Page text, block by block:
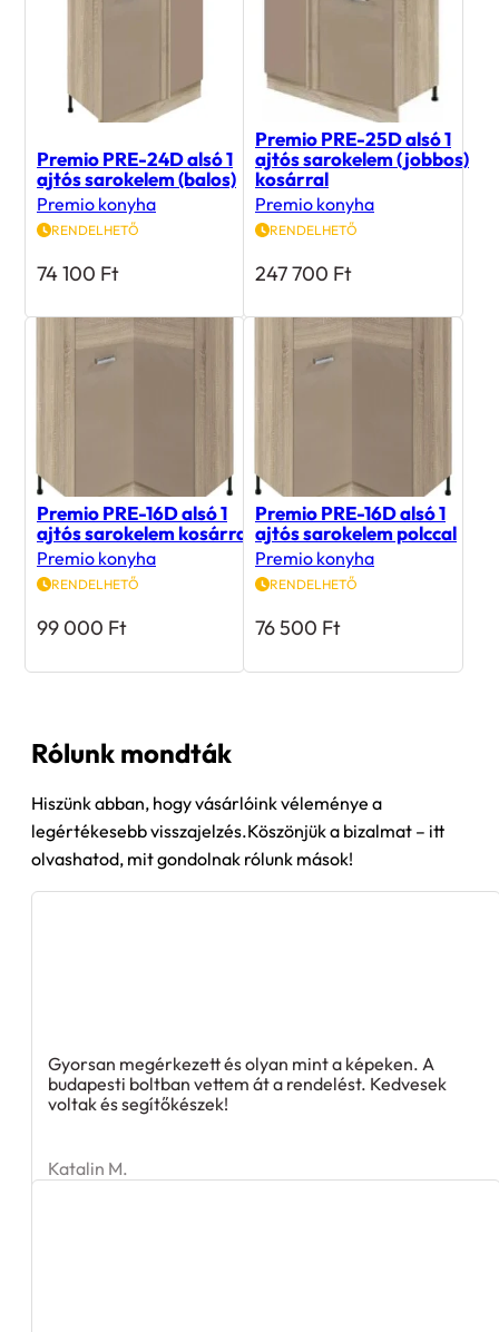
Premio PRE-24D alsó 1
ajtós sarokelem (balos)
Premio konyha
RENDELHETŐ
74 100
Premio PRE-25D alsó 1
ajtós sarokelem (jobbos)
kosárral
Premio konyha
RENDELHETŐ
247 700
Premio PRE-16D alsó 1
ajtós sarokelem kosárral
Premio konyha
RENDELHETŐ
99 000
Premio PRE-16D alsó 1
ajtós sarokelem polccal
Premio konyha
RENDELHETŐ
76 500
legértékesebb visszajelzés.Köszönjük a bizalmat – itt
olvashatod, mit gondolnak rólunk mások!
budapesti boltban vettem át a rendelést. Kedvesek
voltak és segítőkészek!